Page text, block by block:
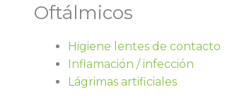
Oftálmicos
Higiene lentes de contacto
Inflamación / infección
Lágrimas artificiales